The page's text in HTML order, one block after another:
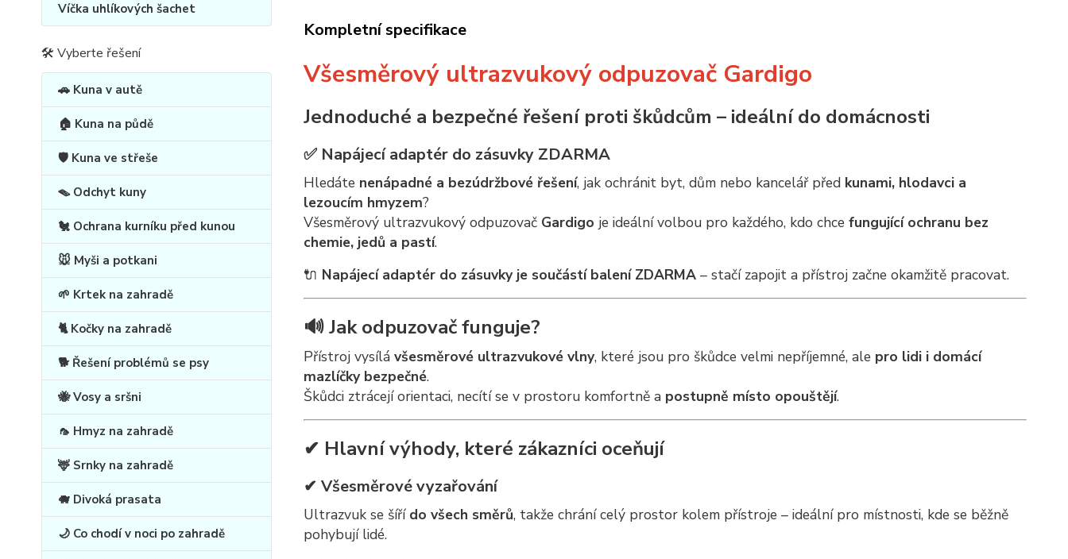
Víčka uhlíkových šachet
🛠 Vyberte řešení
🚗 Kuna v autě
🏠 Kuna na půdě
🛡️ Kuna ve střeše
🪤 Odchyt kuny
🐔 Ochrana kurníku před kunou
🐭 Myši a potkani
🌱 Krtek na zahradě
🐈 Kočky na zahradě
🐕 Řešení problémů se psy
🐝 Vosy a sršni
🦟 Hmyz na zahradě
🦌 Srnky na zahradě
🐗 Divoká prasata
🌙 Co chodí v noci po zahradě
Kompletní specifikace
Všesměrový ultrazvukový odpuzovač Gardigo
Jednoduché a bezpečné řešení proti škůdcům – ideální do domácnosti
✅ Napájecí adaptér do zásuvky ZDARMA
Hledáte nenápadné a bezúdržbové řešení, jak ochránit byt, dům nebo kancelář před kunami, hlodavci a
lezoucím hmyzem?
Všesměrový ultrazvukový odpuzovač Gardigo je ideální volbou pro každého, kdo chce fungující ochranu bez
chemie, jedů a pastí.
🔌 Napájecí adaptér do zásuvky je součástí balení ZDARMA– stačí zapojit a přístroj začne okamžitě pracovat.
🔊 Jak odpuzovač funguje?
Přístroj vysílá všesměrové ultrazvukové vlny, které jsou pro škůdce velmi nepříjemné, ale pro lidi i domácí
mazlíčky bezpečné.
Škůdci ztrácejí orientaci, necítí se v prostoru komfortně a postupně místo opouštějí.
✔ Hlavní výhody, které zákazníci oceňují
✔ Všesměrové vyzařování
Ultrazvuk se šíří do všech směrů, takže chrání celý prostor kolem přístroje – ideální pro místnosti, kde se běžně
pohybují lidé.